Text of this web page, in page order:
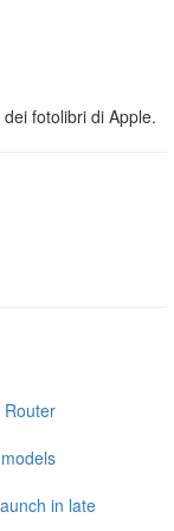
fotolibri di Apple.
Router
in late